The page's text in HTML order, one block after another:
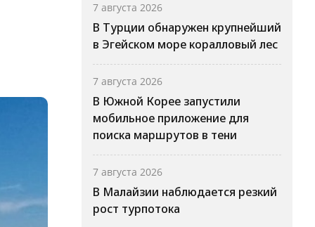
7 августа 2026
В Турции обнаружен крупнейший
в Эгейском море коралловый лес
7 августа 2026
В Южной Корее запустили
мобильное приложение для
поиска маршрутов в тени
7 августа 2026
В Малайзии наблюдается резкий
рост турпотока